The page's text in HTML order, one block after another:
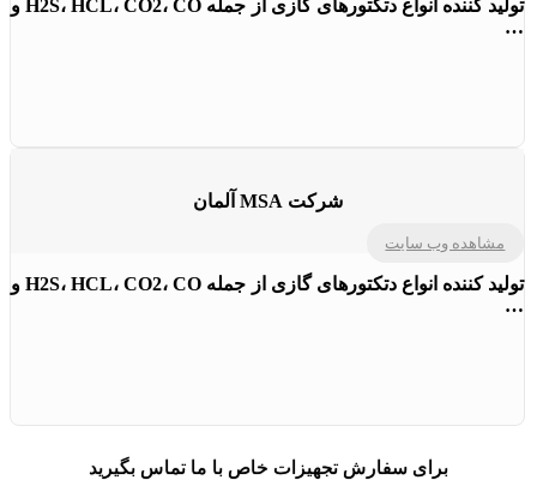
تولید کننده انواع دتکتورهای گازی از جمله H2S، HCL، CO2، CO و
…
شرکت MSA آلمان
مشاهده وب سایت
تولید کننده انواع دتکتورهای گازی از جمله H2S، HCL، CO2، CO و
…
برای سفارش تجهیزات خاص با ما تماس بگیرید